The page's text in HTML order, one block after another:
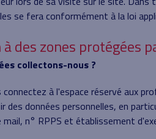
se fera conformément à la loi
à des zones protégées
collectons-nous ?
à l'espace réservé aux
des données personnelles, en
n° RPPS et établissement